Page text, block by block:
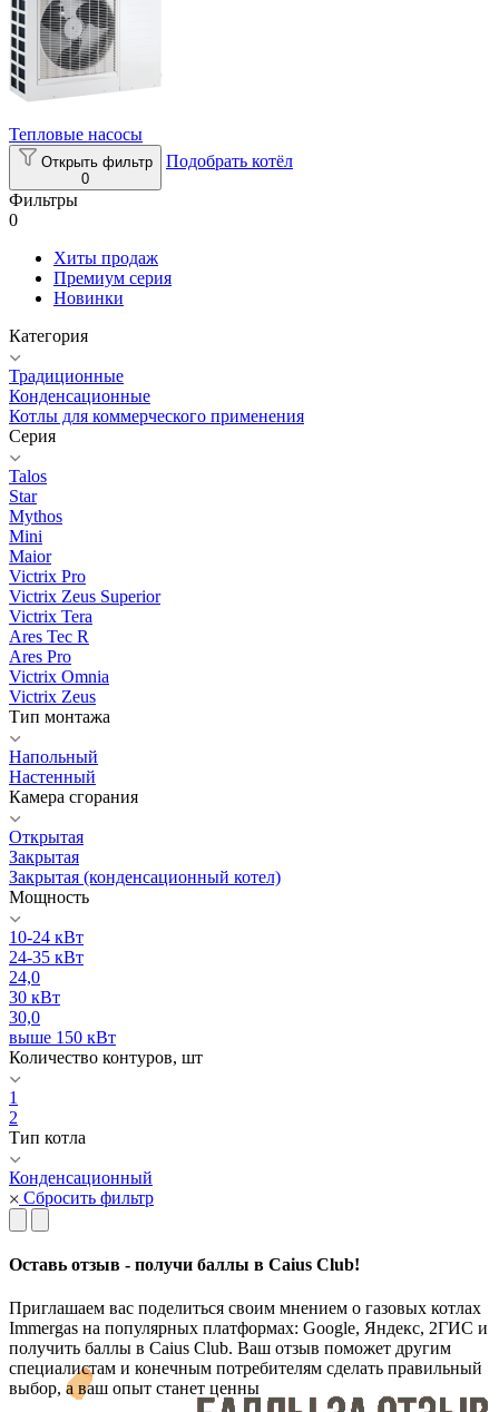
Тепловые насосы
Открыть фильтр
0
Подобрать котёл
Фильтры
0
Хиты продаж
Премиум серия
Новинки
Категория
Традиционные
Конденсационные
Котлы для коммерческого применения
Серия
Talos
Star
Mythos
Mini
Maior
Victrix Pro
Victrix Zeus Superior
Victrix Tera
Ares Tec R
Ares Pro
Victrix Omnia
Victrix Zeus
Тип монтажа
Напольный
Настенный
Камера сгорания
Открытая
Закрытая
Закрытая (конденсационный котел)
Мощность
10-24 кВт
24-35 кВт
24,0
30 кВт
30,0
выше 150 кВт
Количество контуров, шт
1
2
Тип котла
Конденсационный
Сбросить фильтр
Оставь отзыв - получи баллы в Caius Club!
Приглашаем вас поделиться своим мнением о газовых котлах
Immergas на популярных платформах: Google, Яндекс, 2ГИС и
получить баллы в Caius Club. Ваш отзыв поможет другим
специалистам и конечным потребителям сделать правильный
выбор, а ваш опыт станет ценны